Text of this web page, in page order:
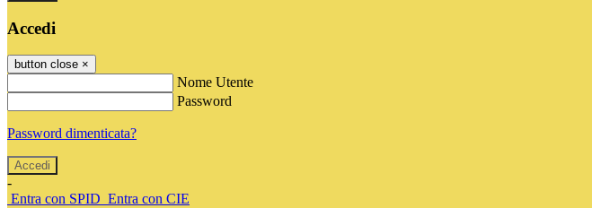
Accedi
button close ×
Nome Utente
Password
Password dimenticata?
-
Entra con SPID Entra con CIE